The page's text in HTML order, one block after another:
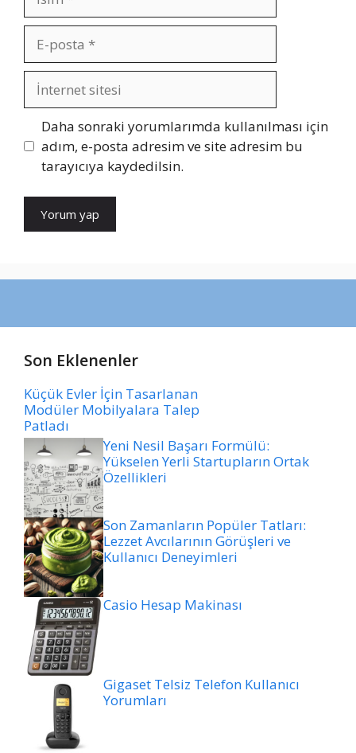
posta
İnternet
sitesi
Daha sonraki yorumlarımda kullanılması için
adım, e-posta adresim ve site adresim bu
tarayıcıya kaydedilsin.
Son Eklenenler
Küçük Evler İçin Tasarlanan
Modüler Mobilyalara Talep
Patladı
Yeni Nesil Başarı Formülü:
Yükselen Yerli Startupların Ortak
Özellikleri
Son Zamanların Popüler Tatları:
Lezzet Avcılarının Görüşleri ve
Kullanıcı Deneyimleri
Casio Hesap Makinası
Gigaset Telsiz Telefon Kullanıcı
Yorumları